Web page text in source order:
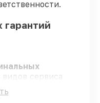
гарантий
видов сервиса
только